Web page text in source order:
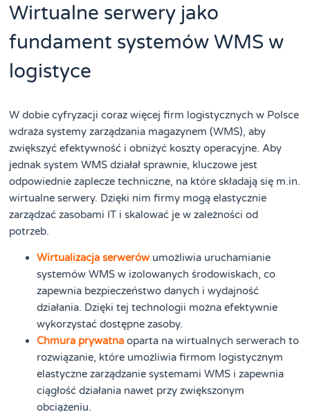
Wirtualne serwery jako
fundament systemów WMS w
logistyce
W dobie cyfryzacji coraz więcej firm logistycznych w Polsce
wdraża systemy zarządzania magazynem (WMS), aby
zwiększyć efektywność i obniżyć koszty operacyjne. Aby
jednak system WMS działał sprawnie, kluczowe jest
odpowiednie zaplecze techniczne, na które składają się m.in.
wirtualne serwery. Dzięki nim firmy mogą elastycznie
zarządzać zasobami IT i skalować je w zależności od
potrzeb.
Wirtualizacja serwerów umożliwia uruchamianie
systemów WMS w izolowanych środowiskach, co
zapewnia bezpieczeństwo danych i wydajność
działania. Dzięki tej technologii można efektywnie
wykorzystać dostępne zasoby.
Chmura prywatna oparta na wirtualnych serwerach to
rozwiązanie, które umożliwia firmom logistycznym
elastyczne zarządzanie systemami WMS i zapewnia
ciągłość działania nawet przy zwiększonym
obciążeniu.